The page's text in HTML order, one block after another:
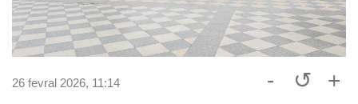
26 fevral 2026, 11:14 - ↺ +